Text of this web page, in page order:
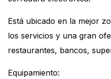
Está ubicado en la mejor
los servicios y una gran
restaurantes, bancos,
Equipamiento: